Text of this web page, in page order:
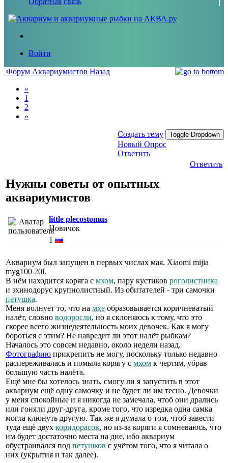
Войти
Форум Аквариумистов Назад
«
1
2
»
Создать тему Toggle Dropdown
Новый Опрос
Ответить
Ответить
Нужны советы от опытных
аквариумистов
little plecostomus
Новичок
1
Аквариум был запущен в первых числах мая. Xiaomi mijia
myg100 20l.
В нём находится коряга с мхом, пару кустиков роголистника
и эхинодорус крупнолистный. Из обитателей - три самочки
петушка.
Меня волнует то, что на мхе образовывается коричневатый
налёт, словно водоросли, но я склоняюсь к тому, что это
скорее всего жизнедеятельность моих девочек. Как я могу
бороться с этим? Не навредит ли этот налёт рыбкам?
Началось это совсем недавно, около недели назад.
Фотографию прикрепить не могу, поскольку только недавно
распереживалась и помыла корягу с мхом к чертям, убрав
большую часть налёта.
Ещё мне бы хотелось знать, смогу ли я запустить в этот
аквариум ещё одну самочку и не будет ли им тесно. Девочки
у меня спокойные и я никогда не замечала, чтоб они дрались
или гоняли друг-друга, кроме того, что изредка одна самка
могла клюнуть другую. Так же я думала о том, чтоб завести
туда ещё двух коридорасов, но из-за коряги я сомневаюсь, что
им будет достаточно места на дне, ибо аквариум
обустраивался под петушков с учётом того, что я читала о
них (укрытия и так далее).